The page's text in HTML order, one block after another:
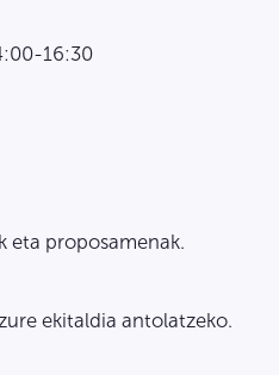
16:30
eta proposamenak.
ekitaldia antolatzeko.